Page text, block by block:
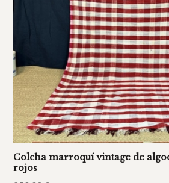
Colcha marroquí vintage de
rojos